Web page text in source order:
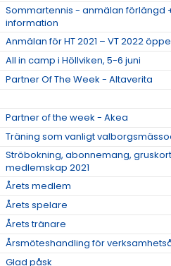
Sommartennis - anmälan förlängd
information
Anmälan för HT 2021 – VT 2022
All in camp i Höllviken, 5-6 juni
Partner Of The Week - Altaverita
Partner of the week - Akea
Träning som vanligt
Ströbokning, abonnemang,
medlemskap 2021
Årets medlem
Årets spelare
Årets tränare
Årsmöteshandling för
Glad påsk